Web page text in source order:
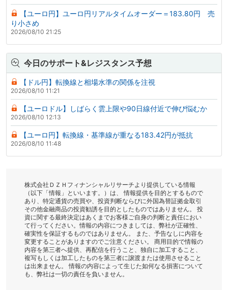
【ユーロ円】ユーロ円リアルタイムオーダー＝183.80円 売
り小さめ
2026/08/10 21:25
今日のサポート&レジスタンス予想
【ドル円】転換線と相場水準の関係を注視
2026/08/10 11:21
【ユーロドル】しばらく雲上限や90日線付近で伸び悩むか
2026/08/10 12:13
【ユーロ円】転換線・基準線が重なる183.42円が抵抗
2026/08/10 11:48
株式会社ＤＺＨフィナンシャルリサーチより提供している情報
（以下「情報」といいます。）は、 情報提供を目的とするもので
あり、特定通貨の売買や、投資判断ならびに外国為替証拠金取引
その他金融商品の投資勧誘を目的としたものではありません。 投
資に関する最終決定はあくまでお客様ご自身の判断と責任におい
て行ってください。情報の内容につきましては、弊社が正確性、
確実性を保証するものではありません。 また、予告なしに内容を
変更することがありますのでご注意ください。 商用目的で情報の
内容を第三者へ提供、再配信を行うこと、独自に加工すること、
複写もしくは加工したものを第三者に譲渡または使用させること
は出来ません。 情報の内容によって生じた如何なる損害について
も、弊社は一切の責任を負いません。